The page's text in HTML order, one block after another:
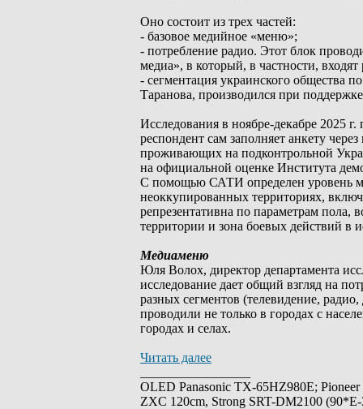
Оно состоит из трех частей:
- базовое медийное «меню»;
- потребление радио. Этот блок
медиа», в который, в частности,
- сегментация украинского общества
Таранова, производился при
Исследования в ноябре-декабре 2025
респондент сам заполняет анкету
проживающих на подконтрольной
на официальной оценке Института
С помощью САТИ определен уровень
неоккупированных территориях,
репрезентативна по параметрам пола,
территории и зона боевых действий в
Медиаменю
Юля Волох, директор департамента
исследование дает общий взгляд на
разных сегментов (телевидение,
проводили не только в городах с
городах и селах.
Читать далее
OLED Panasonic TX-65HZ980E;
ZXC 120cm, Strong SRT-DM2100